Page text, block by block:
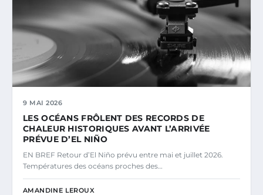
9 MAI 2026
LES OCÉANS FRÔLENT DES RECORDS DE
CHALEUR HISTORIQUES AVANT L’ARRIVÉE
PRÉVUE D’EL NIÑO
EN BREF Retour d’El Niño prévu entre mai et juillet 2026.
Températures des océans proches des…
AMANDINE LEROUX